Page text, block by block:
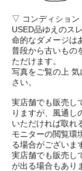
▽ コンディショ
USED品ゆえのス
命的なダメージは
普段から古いもの
ただけます。
写真をご覧の上
さい。
実店舗でも販売し
りますが、風通し
いただければ取れ
モニターの閲覧環
る場合がございま
実店舗でも販売し
が出る場合もあり